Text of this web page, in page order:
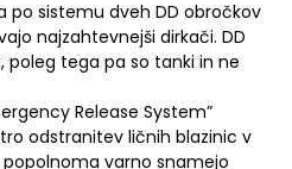
po sistemu dveh DD obročkov
najzahtevnejši dirkači. DD
poleg tega pa so tanki in ne
Release System”
odstranitev ličnih blazinic v
varno snamejo